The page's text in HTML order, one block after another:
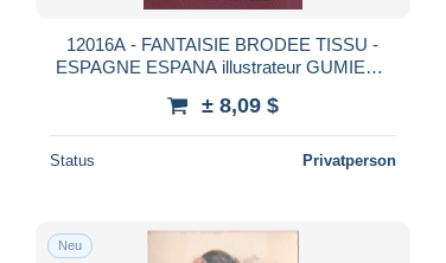
12016A - FANTAISIE BRODEE TISSU -
ESPAGNE ESPANA illustrateur GUMIEN -
RIPOLL
± 8,09 $
Status Privatperson
Neu